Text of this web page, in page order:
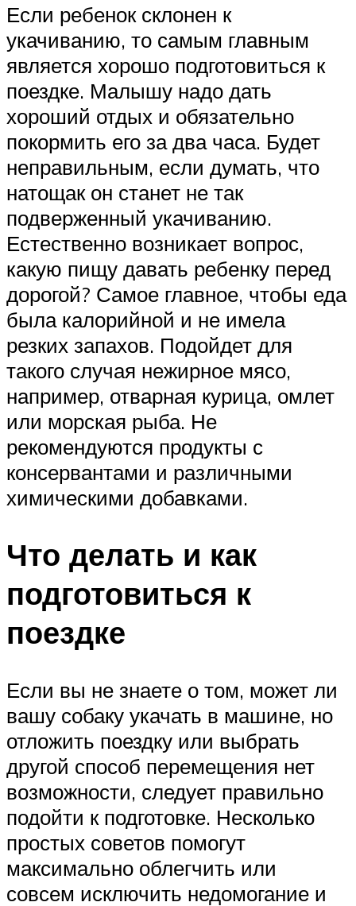
Если ребенок склонен к
укачиванию, то самым главным
является хорошо подготовиться к
поездке. Малышу надо дать
хороший отдых и обязательно
покормить его за два часа. Будет
неправильным, если думать, что
натощак он станет не так
подверженный укачиванию.
Естественно возникает вопрос,
какую пищу давать ребенку перед
дорогой? Самое главное, чтобы еда
была калорийной и не имела
резких запахов. Подойдет для
такого случая нежирное мясо,
например, отварная курица, омлет
или морская рыба. Не
рекомендуются продукты с
консервантами и различными
химическими добавками.
Что делать и как
подготовиться к
поездке
Если вы не знаете о том, может ли
вашу собаку укачать в машине, но
отложить поездку или выбрать
другой способ перемещения нет
возможности, следует правильно
подойти к подготовке. Несколько
простых советов помогут
максимально облегчить или
совсем исключить недомогание и